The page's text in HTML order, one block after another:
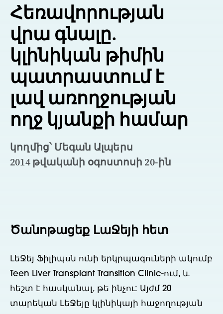
Հեռավորության
վրա գնալը.
կլինիկան թիմին
պատրաստում է
լավ առողջության
ողջ կյանքի համար
կողմից՝ Մեգան Ալպերս
2014 թվականի օգոստոսի 20-ին
Ծանոթացեք ԼաՋեյի հետ
ԼեՋեյ Ֆիլիպսն ունի երկրպագուների ակումբ
Teen Liver Transplant Transition Clinic-ում, և
հեշտ է հասկանալ, թե ինչու: Այժմ 20
տարեկան ԼեՋեյը կլինիկայի հաջողության